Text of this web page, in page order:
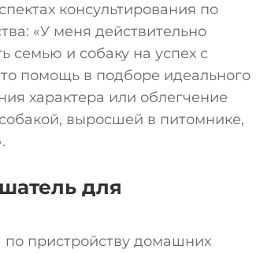
консультирования по
«У меня действительно
семью и собаку на успех с
помощь в подборе идеального
характера или облегчение
выросшей в питомнике,
для
по пристройству домашних